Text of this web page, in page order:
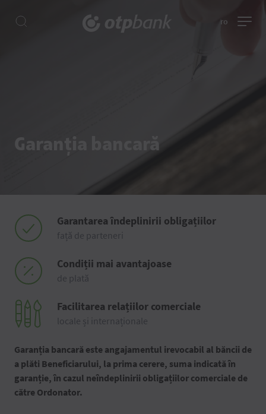
ro
Garanția bancară
Garantarea îndeplinirii obligațiilor
față de parteneri
Condiții mai avantajoase
de plată
Facilitarea relațiilor comerciale
locale și internaționale
Garanția bancară este angajamentul irevocabil al băncii de
a plăti Beneficiarului, la prima cerere, suma indicată în
garanție, în cazul neîndeplinirii obligațiilor comerciale de
către Ordonator.